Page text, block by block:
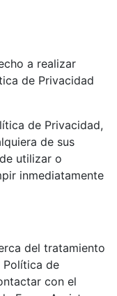
a realizar
de Privacidad
de Privacidad,
de sus
utilizar o
inmediatamente
del tratamiento
Política de
con el